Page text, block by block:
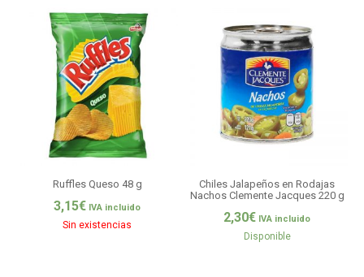
Ruffles Queso 48 g
3,15€ IVA incluido
Sin existencias
Chiles Jalapeños en Rodajas
Nachos Clemente Jacques 220 g
2,30€ IVA incluido
Disponible